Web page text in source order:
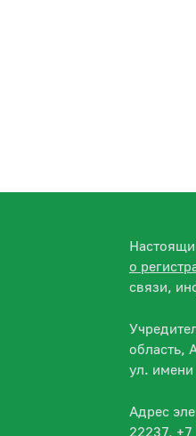
о
связи,
область,
ул.
Адрес
22237,